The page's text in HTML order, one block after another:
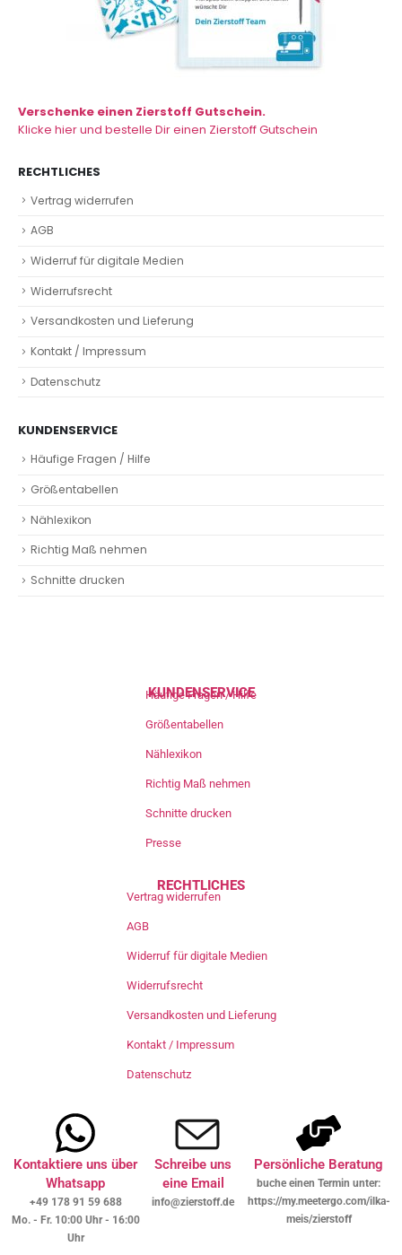
Verschenke einen Zierstoff Gutschein.
Klicke hier und bestelle Dir einen Zierstoff Gutschein
RECHTLICHES
Vertrag widerrufen
AGB
Widerruf für digitale Medien
Widerrufsrecht
Versandkosten und Lieferung
Kontakt / Impressum
Datenschutz
KUNDENSERVICE
Häufige Fragen / Hilfe
Größentabellen
Nählexikon
Richtig Maß nehmen
Schnitte drucken
KUNDENSERVICE
Häufige Fragen / Hilfe
Größentabellen
Nählexikon
Richtig Maß nehmen
Schnitte drucken
Presse
RECHTLICHES
Vertrag widerrufen
AGB
Widerruf für digitale Medien
Widerrufsrecht
Versandkosten und Lieferung
Kontakt / Impressum
Datenschutz
Kontaktiere uns über
Whatsapp
+49 178 91 59 688
Mo. - Fr. 10:00 Uhr - 16:00
Uhr
Schreibe uns
eine Email
info@zierstoff.de
Persönliche Beratung
buche einen Termin unter:
https://my.meetergo.com/ilka-
meis/zierstoff